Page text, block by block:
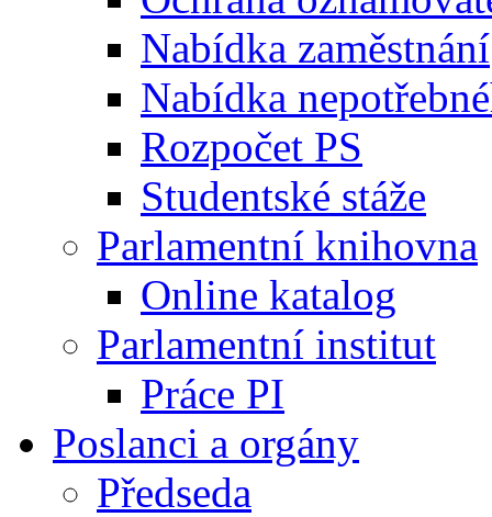
Nabídka zaměstnání
Nabídka
Rozpočet PS
Studentské stáže
Parlamentní knihovna
Online katalog
Parlamentní institut
Práce PI
Poslanci a orgány
Předseda